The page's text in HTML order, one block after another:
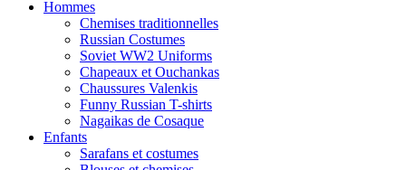
Hommes
Chemises traditionnelles
Russian Costumes
Soviet WW2 Uniforms
Chapeaux et Ouchankas
Chaussures Valenkis
Funny Russian T-shirts
Nagaikas de Cosaque
Enfants
Sarafans et costumes